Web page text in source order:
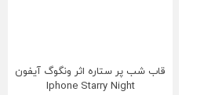
قاب شب پر ستاره اثر ونگوگ آیفون
Iphone Starry Night